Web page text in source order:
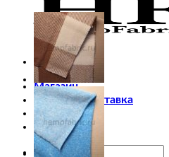
Магазин
Оплата и доставка
Оптовикам
Статьи
Искать: